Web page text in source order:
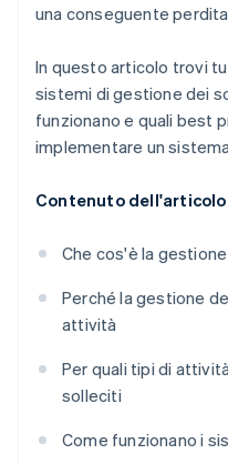
una conseguente
In questo articolo trovi
sistemi di gestione dei
funzionano e quali best
implementare un
Contenuto dell'articolo
Che cos'è la
Perché la gestione
attività
Per quali tipi di
solleciti
Come funzionano i